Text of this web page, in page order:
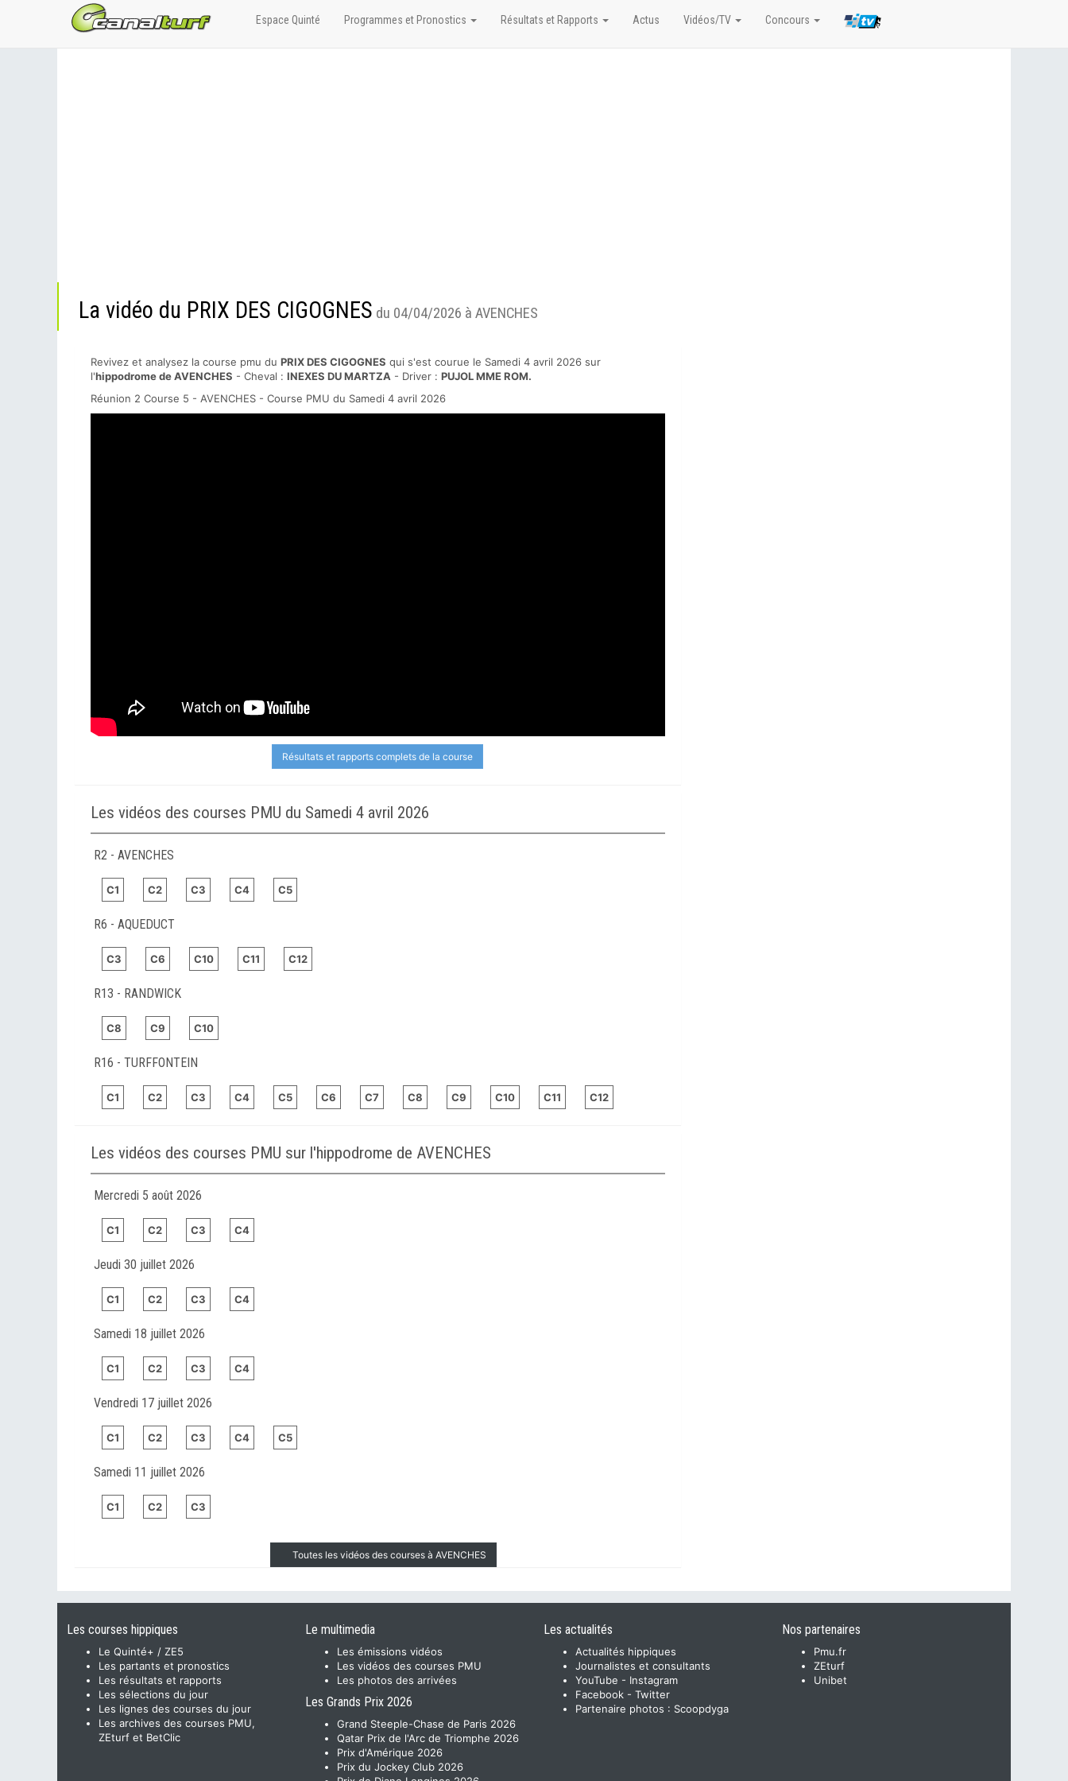
La vidéo du PRIX DES CIGOGNES du 04/04/2026 à AVENCHES
Revivez et analysez la course pmu du PRIX DES CIGOGNES qui s'est courue le Samedi 4 avril 2026 sur
l'hippodrome de AVENCHES - Cheval : INEXES DU MARTZA - Driver : PUJOL MME ROM.
Réunion 2 Course 5 - AVENCHES - Course PMU du Samedi 4 avril 2026
Résultats et rapports complets de la course
Les vidéos des courses PMU du Samedi 4 avril 2026
R2 - AVENCHES
C1 C2 C3 C4 C5
R6 - AQUEDUCT
C3 C6 C10 C11 C12
R13 - RANDWICK
C8 C9 C10
R16 - TURFFONTEIN
C1 C2 C3 C4 C5 C6 C7 C8 C9 C10 C11 C12
Les vidéos des courses PMU sur l'hippodrome de AVENCHES
Mercredi 5 août 2026
C1 C2 C3 C4
Jeudi 30 juillet 2026
C1 C2 C3 C4
Samedi 18 juillet 2026
C1 C2 C3 C4
Vendredi 17 juillet 2026
C1 C2 C3 C4 C5
Samedi 11 juillet 2026
C1 C2 C3
Toutes les vidéos des courses à AVENCHES
Espace Quinté Programmes et Pronostics Résultats et Rapports Actus Vidéos/TV Concours
Les courses hippiques
Le Quinté+ / ZE5
Les partants et pronostics
Les résultats et rapports
Les sélections du jour
Les lignes des courses du jour
Les archives des courses PMU,
ZEturf et BetClic
Le multimedia
Les émissions vidéos
Les vidéos des courses PMU
Les photos des arrivées
Les Grands Prix 2026
Grand Steeple-Chase de Paris 2026
Qatar Prix de l'Arc de Triomphe 2026
Prix d'Amérique 2026
Prix du Jockey Club 2026
Les actualités
Actualités hippiques
Journalistes et consultants
YouTube - Instagram
Facebook - Twitter
Partenaire photos : Scoopdyga
Nos partenaires
Pmu.fr
ZEturf
Unibet